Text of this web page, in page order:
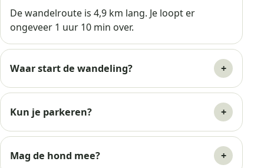
De wandelroute is 4,9 km lang. Je loopt er
ongeveer 1 uur 10 min over.
Waar start de wandeling?
Kun je parkeren?
Mag de hond mee?